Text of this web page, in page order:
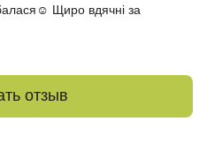
Щиро вдячні за
отзыв